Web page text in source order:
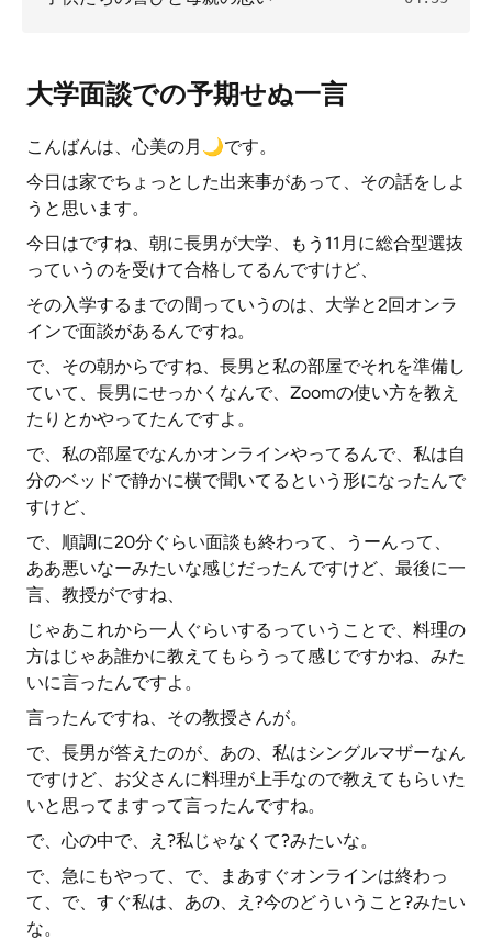
大学面談での予期せぬ一言
こんばんは、心美の月🌙です。
今日は家でちょっとした出来事があって、その話をしよ
うと思います。
今日はですね、朝に長男が大学、もう11月に総合型選抜
っていうのを受けて合格してるんですけど、
その入学するまでの間っていうのは、大学と2回オンラ
インで面談があるんですね。
で、その朝からですね、長男と私の部屋でそれを準備し
ていて、長男にせっかくなんで、Zoomの使い方を教え
たりとかやってたんですよ。
で、私の部屋でなんかオンラインやってるんで、私は自
分のベッドで静かに横で聞いてるという形になったんで
すけど、
で、順調に20分ぐらい面談も終わって、うーんって、
ああ悪いなーみたいな感じだったんですけど、最後に一
言、教授がですね、
じゃあこれから一人ぐらいするっていうことで、料理の
方はじゃあ誰かに教えてもらうって感じですかね、みた
いに言ったんですよ。
言ったんですね、その教授さんが。
で、長男が答えたのが、あの、私はシングルマザーなん
ですけど、お父さんに料理が上手なので教えてもらいた
いと思ってますって言ったんですね。
で、心の中で、え?私じゃなくて?みたいな。
で、急にもやって、で、まあすぐオンラインは終わっ
て、で、すぐ私は、あの、え?今のどういうこと?みたい
な。